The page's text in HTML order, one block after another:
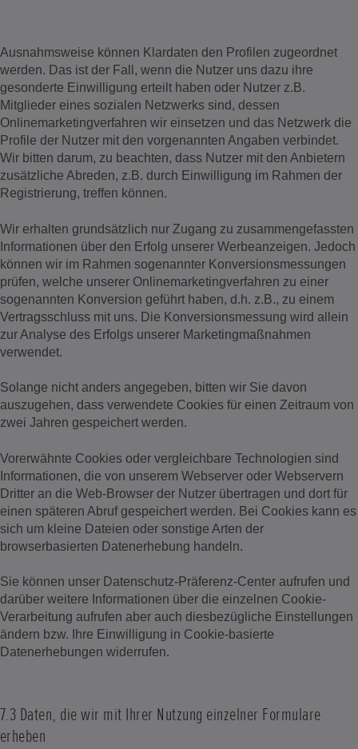
Ausnahmsweise können Klardaten den Profilen zugeordnet
werden. Das ist der Fall, wenn die Nutzer uns dazu ihre
gesonderte Einwilligung erteilt haben oder Nutzer z.B.
Mitglieder eines sozialen Netzwerks sind, dessen
Onlinemarketingverfahren wir einsetzen und das Netzwerk die
Profile der Nutzer mit den vorgenannten Angaben verbindet.
Wir bitten darum, zu beachten, dass Nutzer mit den Anbietern
zusätzliche Abreden, z.B. durch Einwilligung im Rahmen der
Registrierung, treffen können.
Wir erhalten grundsätzlich nur Zugang zu zusammengefassten
Informationen über den Erfolg unserer Werbeanzeigen. Jedoch
können wir im Rahmen sogenannter Konversionsmessungen
prüfen, welche unserer Onlinemarketingverfahren zu einer
sogenannten Konversion geführt haben, d.h. z.B., zu einem
Vertragsschluss mit uns. Die Konversionsmessung wird allein
zur Analyse des Erfolgs unserer Marketingmaßnahmen
verwendet.
Solange nicht anders angegeben, bitten wir Sie davon
auszugehen, dass verwendete Cookies für einen Zeitraum von
zwei Jahren gespeichert werden.
Vorerwähnte Cookies oder vergleichbare Technologien sind
Informationen, die von unserem Webserver oder Webservern
Dritter an die Web-Browser der Nutzer übertragen und dort für
einen späteren Abruf gespeichert werden. Bei Cookies kann es
sich um kleine Dateien oder sonstige Arten der
browserbasierten Datenerhebung handeln.
Sie können unser Datenschutz-Präferenz-Center aufrufen und
darüber weitere Informationen über die einzelnen Cookie-
Verarbeitung aufrufen aber auch diesbezügliche Einstellungen
ändern bzw. Ihre Einwilligung in Cookie-basierte
Datenerhebungen widerrufen.
7.3 Daten, die wir mit Ihrer Nutzung einzelner Formulare
erheben